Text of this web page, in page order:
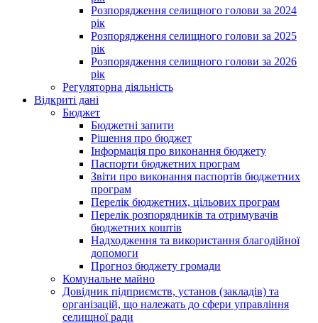
Розпорядження селищного голови за 2024
рік
Розпорядження селищного голови за 2025
рік
Розпорядження селищного голови за 2026
рік
Регуляторна діяльність
Відкриті дані
Бюджет
Бюджетні запити
Рішення про бюджет
Інформація про виконання бюджету
Паспорти бюджетних програм
Звіти про виконання паспортів бюджетних
програм
Перелік бюджетних, цільових програм
Перелік розпорядників та отримувачів
бюджетних коштів
Надходження та використання благодійної
допомоги
Прогноз бюджету громади
Комунальне майно
Довідник підприємств, установ (закладів) та
організацій, що належать до сфери управління
селищної ради